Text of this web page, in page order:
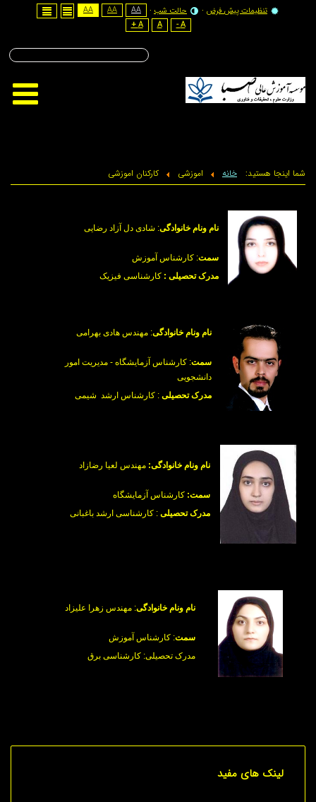
تنظیمات پیش فرض حالت شب AA
AA
AA
تاریخ شمسی :
خانه اموزشی کارکنان اموزشی
نام ونام خانوادگی : شادی دل آزاد رضایی
سمت: کارشناس آموزش
مدرک تحصیلی :کارشناسی فیزیک
نام ونام خانوادگی :مهندس هادی بهرامی
سمت :کارشناس آزمایشگاه - مدیریت امور
دانشجویی
مدرک تحصیلی: کارشناس ارشد شیمی
نام ونام خانوادگی:مهندس لعیا رضازاد
سمت:
کارشناس آزمایشگاه
مدرک تحصیلی: کارشناسی ارشد باغبانی
نام ونام خانوادگی : مهندس زهرا علیزاد
سمت:
کارشناس آموزش
مدرک تحصیلی: کارشناسی برق
های مفید